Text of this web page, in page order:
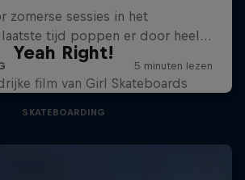
Yeah Right!
film van Girl Skateboards
SKATEBOARDING